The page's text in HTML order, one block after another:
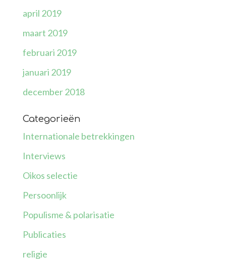
april 2019
maart 2019
februari 2019
januari 2019
december 2018
Categorieën
Internationale betrekkingen
Interviews
Oikos selectie
Persoonlijk
Populisme & polarisatie
Publicaties
religie